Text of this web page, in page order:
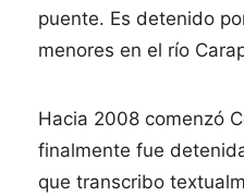
puente. Es detenido
menores en el río
Hacia 2008 comenzó
finalmente fue
que transcribo